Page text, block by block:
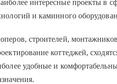
интересные проекты в
и каминного
строителей,
коттеджей,
удобные и